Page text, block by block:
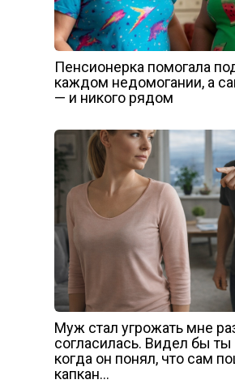
Пенсионерка помогала
каждом недомогании, а
— и никого рядом
Муж стал угрожать мне
согласилась. Видел бы
когда он понял, что сам
капкан…